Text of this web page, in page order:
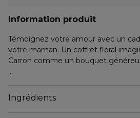
Information produit
Témoignez votre amour avec un
votre maman. Un coffret floral
Carron comme un bouquet
- L'Eau de Parfum Aqua Allegoria
Ingrédients